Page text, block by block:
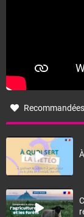
Recommandées